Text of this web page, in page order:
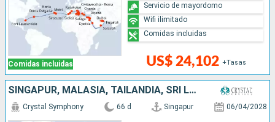
Comidas incluidas US$ 24,102 +Tasas
Servicio de mayordomo
Wifi ilimitado
Comidas incluidas
SINGAPUR, MALASIA, TAILANDIA, SRI LANKA, INDIA, EMIRATOS ÁRABES UNIDOS, OMAN, ARABIA SAUDÍ, JORDANIA, EGIPTO, GRECIA, MALTA, TÚNEZ, ITALIA, ESPAÑA, PORTUGAL, REINO UNIDO, ESTADOS UNIDOS
Crystal Symphony 66 d Singapur 06/04/2028